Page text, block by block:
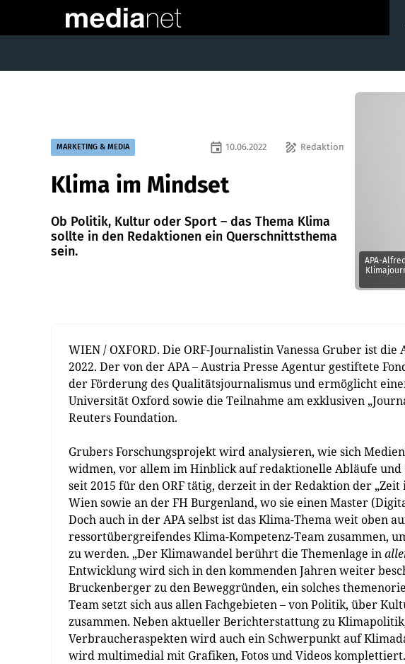
APA-
MARKETING & MEDIA draw Redaktion
event 10.06.2022
Klima im Mindset
Ob Politik, Kultur oder Sport – das Thema Klima
sollte in den Redaktionen ein Querschnittsthema
sein.
WIEN / OXFORD. Die ORF-Journalistin Vanessa Gruber ist
2022. Der von der APA – Austria Presse Agentur gestiftete
der Förderung des Qualitätsjournalismus und ermöglicht
Universität Oxford sowie die Teilnahme am exklusiven
Reuters Foundation.
Grubers Forschungsprojekt wird analysieren, wie sich
widmen, vor allem im Hinblick auf redaktionelle Abläufe
seit 2015 für den ORF tätig, derzeit in der Redaktion der
Wien sowie an der FH Burgenland, wo sie einen Master
Doch auch in der APA selbst ist das Klima-Thema weit oben
ressortübergreifendes Klima-Kompetenz-Team zusammen,
zu werden. „Der Klimawandel berührt die Themenlage in
Entwicklung wird sich in den kommenden Jahren weiter
Bruckenberger zu den Beweggründen, ein solches
Team setzt sich aus allen Fachgebieten – von Politik, über
zusammen. Neben aktueller Berichterstattung zu
Verbraucheraspekten wird auch ein Schwerpunkt auf
wird multimedial mit Grafiken, Fotos und Videos komplettiert.